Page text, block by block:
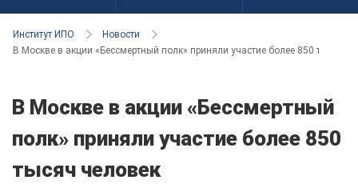
Институт ИПО
Новости
В Москве в акции «Бессмертный полк» приняли участие более 850 тысяч
В Москве в акции «Бессмертный
полк» приняли участие более 850
тысяч человек